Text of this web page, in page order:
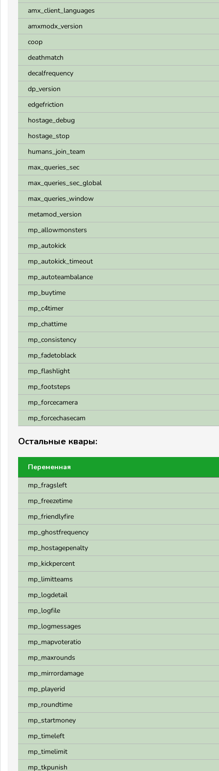
amx_client_languages
amxmodx_version
coop
deathmatch
decalfrequency
dp_version
edgefriction
hostage_debug
hostage_stop
humans_join_team
max_queries_sec
max_queries_sec_global
max_queries_window
metamod_version
mp_allowmonsters
mp_autokick
mp_autokick_timeout
mp_autoteambalance
mp_buytime
mp_c4timer
mp_chattime
mp_consistency
mp_fadetoblack
mp_flashlight
mp_footsteps
mp_forcecamera
mp_forcechasecam
Остальные квары:
Переменная
mp_fragsleft
mp_freezetime
mp_friendlyfire
mp_ghostfrequency
mp_hostagepenalty
mp_kickpercent
mp_limitteams
mp_logdetail
mp_logfile
mp_logmessages
mp_mapvoteratio
mp_maxrounds
mp_mirrordamage
mp_playerid
mp_roundtime
mp_startmoney
mp_timeleft
mp_timelimit
mp_tkpunish